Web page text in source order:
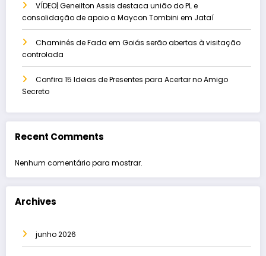
VÍDEO| Geneilton Assis destaca união do PL e
consolidação de apoio a Maycon Tombini em Jataí
Chaminés de Fada em Goiás serão abertas à visitação
controlada
Confira 15 Ideias de Presentes para Acertar no Amigo
Secreto
Recent Comments
Nenhum comentário para mostrar.
Archives
junho 2026